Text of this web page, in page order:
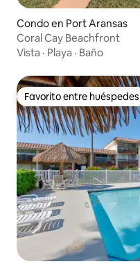
Condo en Port Aransas
Coral Cay Beachfront
Vista · Playa · Baño
Favorito entre huéspedes
Favorito entre huéspedes